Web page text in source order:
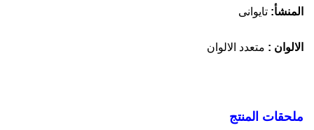
المنشأ: تايوانى
الالوان : متعدد الالوان
ملحقات المنتج